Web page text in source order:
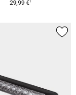
29,99 €